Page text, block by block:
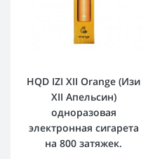
HQD IZI XII Orange (Изи
XII Апельсин)
одноразовая
электронная сигарета
на 800 затяжек.